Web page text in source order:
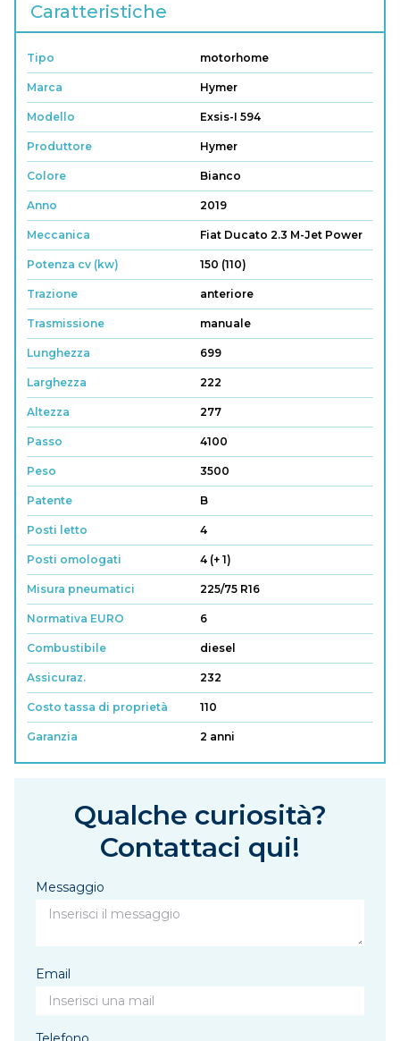
Caratteristiche
Tipo motorhome
Marca Hymer
Modello Exsis-I 594
Produttore Hymer
Colore Bianco
Anno 2019
Meccanica Fiat Ducato 2.3 M-Jet Power
Potenza cv (kw) 150 (110)
Trazione anteriore
Trasmissione manuale
Lunghezza 699
Larghezza 222
Altezza 277
Passo 4100
Peso 3500
Patente B
Posti letto 4
Posti omologati 4 (+ 1)
Misura pneumatici 225/75 R16
Normativa EURO 6
Combustibile diesel
Assicuraz. 232
Costo tassa di proprietà 110
Garanzia 2 anni
Qualche curiosità?
Contattaci qui!
Messaggio
Email